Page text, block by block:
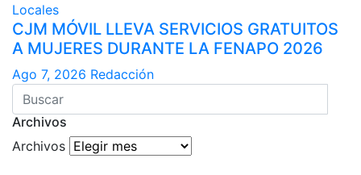
Locales
CJM MÓVIL LLEVA SERVICIOS GRATUITOS
A MUJERES DURANTE LA FENAPO 2026
Ago 7, 2026 Redacción
Archivos
Archivos